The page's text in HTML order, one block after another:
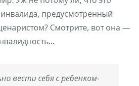
предусмотренный
Смотрите, вот она —
вести себя с ребенком-